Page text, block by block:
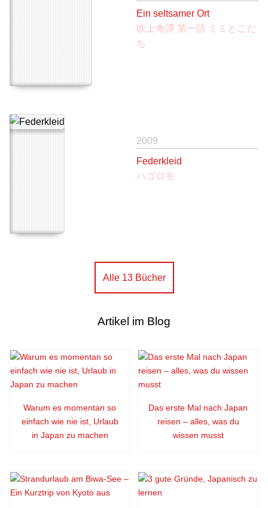
Ein seltsamer Ort
吹上奇譚 第一話 ミミとこだ
ち
2009
Federkleid
ハゴロモ
Alle 13 Bücher
Artikel im Blog
Warum es momentan so
einfach wie nie ist, Urlaub
in Japan zu machen
Das erste Mal nach Japan
reisen – alles, was du
wissen musst